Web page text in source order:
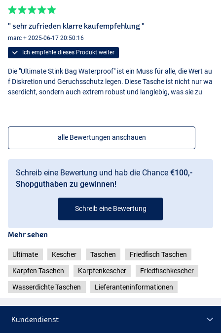
" sehr zufrieden klarre kaufempfehlung "
marc + 2025-06-17 20:50:16
Ich empfehle dieses Produkt weiter
Die "Ultimate Stink Bag Waterproof" ist ein Muss für alle, die Wert au
f Diskretion und Geruchsschutz legen. Diese Tasche ist nicht nur wa
sserdicht, sondern auch extrem robust und langlebig, was sie zu
alle Bewertungen anschauen
Schreib eine Bewertung und hab die Chance €100,-
Shopguthaben zu gewinnen!
Schreib eine Bewertung
Mehr sehen
Ultimate Kescher Taschen Friedfisch Taschen
Karpfen Taschen Karpfenkescher Friedfischkescher
Wasserdichte Taschen Lieferanteninformationen
Kundendienst